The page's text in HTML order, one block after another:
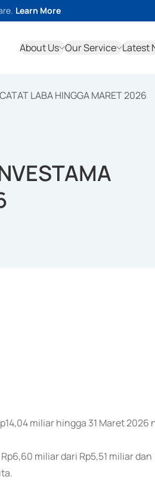
Learn More
About Us Our Service Latest
LABA HINGGA MARET 2026
miliar hingga 31 Maret 2026
miliar dari Rp5,51 miliar dan